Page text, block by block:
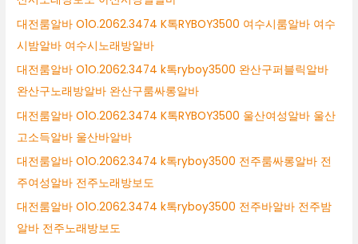
대전룸알바 O1O.2062.3474 K톡RYBOY3500 여수시룸알바 여수
시밤알바 여수시노래방알바
대전룸알바 O1O.2062.3474 k톡ryboy3500 완산구퍼블릭알바
완산구노래방알바 완산구룸싸롱알바
대전룸알바 O1O.2062.3474 K톡RYBOY3500 울산여성알바 울산
고소득알바 울산바알바
대전룸알바 O1O.2062.3474 k톡ryboy3500 전주룸싸롱알바 전
주여성알바 전주노래방보도
대전룸알바 O1O.2062.3474 k톡ryboy3500 전주바알바 전주밤
알바 전주노래방보도